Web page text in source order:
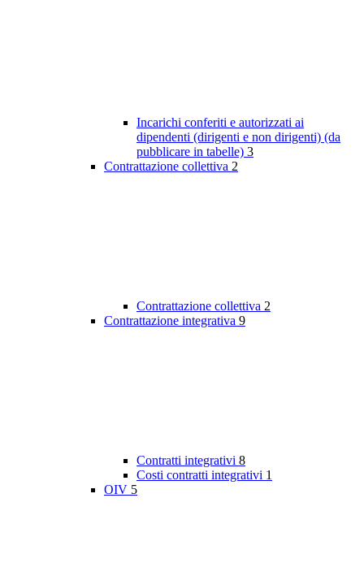
Incarichi conferiti e autorizzati ai
dipendenti (dirigenti e non dirigenti) (da
pubblicare in tabelle) 3
Contrattazione collettiva 2
Contrattazione collettiva 2
Contrattazione integrativa 9
Contratti integrativi 8
Costi contratti integrativi 1
OIV 5